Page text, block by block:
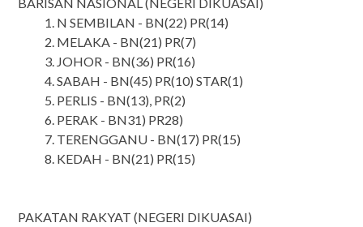
N SEMBILAN - BN(22) PR(14)
MELAKA - BN(21) PR(7)
JOHOR - BN(36) PR(16)
SABAH - BN(45) PR(10) STAR(1)
PERLIS - BN(13), PR(2)
PERAK - BN31) PR28)
TERENGGANU - BN(17) PR(15)
KEDAH - BN(21) PR(15)
PAKATAN RAKYAT (NEGERI DIKUASAI)